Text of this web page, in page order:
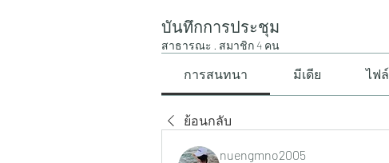
บันทึกการประชุม
สาธารณะ · สมาชิก 4 คน
การสนทนา มีเดีย ไฟล์
ย้อนกลับ
nuengmno2005